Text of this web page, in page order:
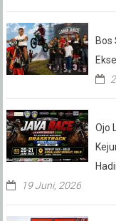
Bos
Ojo
19 Juni, 2026